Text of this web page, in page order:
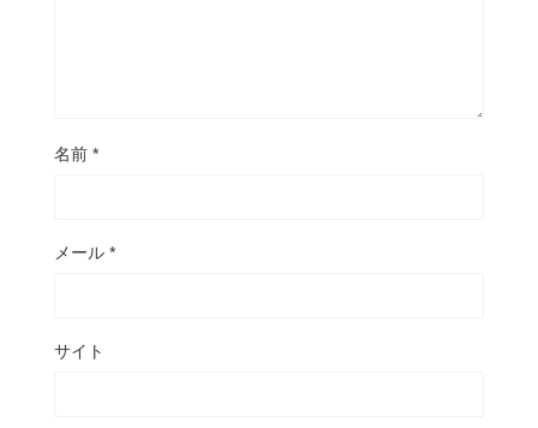
名前 *
メール *
サイト